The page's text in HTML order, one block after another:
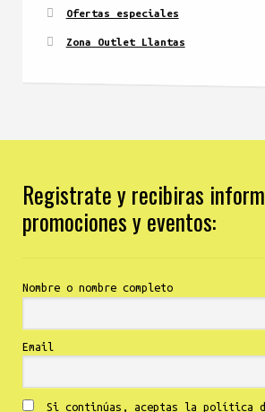
Ofertas especiales
Zona Outlet Llantas
Registrate y recibiras
promociones y eventos:
Nombre o nombre completo
Email
Si continúas, aceptas la política